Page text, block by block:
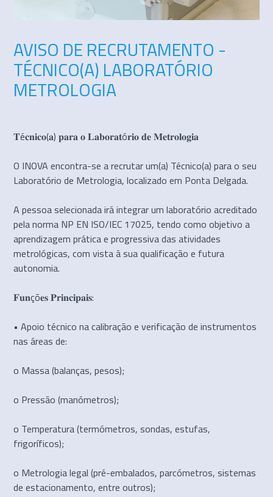
AVISO DE RECRUTAMENTO -
TÉCNICO(A) LABORATÓRIO
METROLOGIA
𝐓é𝐜𝐧𝐢𝐜𝐨(𝐚) 𝐩𝐚𝐫𝐚 𝐨 𝐋𝐚𝐛𝐨𝐫𝐚𝐭ó𝐫𝐢𝐨 𝐝𝐞 𝐌𝐞𝐭𝐫𝐨𝐥𝐨𝐠𝐢𝐚
O INOVA encontra-se a recrutar um(a) Técnico(a) para o seu
Laboratório de Metrologia, localizado em Ponta Delgada.
A pessoa selecionada irá integrar um laboratório acreditado
pela norma NP EN ISO/IEC 17025, tendo como objetivo a
aprendizagem prática e progressiva das atividades
metrológicas, com vista à sua qualificação e futura
autonomia.
𝐅𝐮𝐧çõ𝐞𝐬 𝐏𝐫𝐢𝐧𝐜𝐢𝐩𝐚𝐢𝐬:
• Apoio técnico na calibração e verificação de instrumentos
nas áreas de:
o Massa (balanças, pesos);
o Pressão (manómetros);
o Temperatura (termómetros, sondas, estufas,
frigoríficos);
o Metrologia legal (pré-embalados, parcómetros, sistemas
de estacionamento, entre outros);